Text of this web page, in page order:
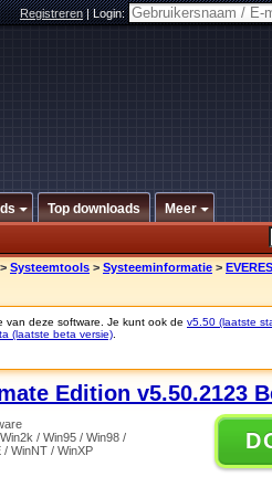
Registreren|Login:
Top downloads Meer
> Systeemtools > Systeeminformatie >
van deze software. Je kunt ook de v5.50 (laatste
(laatste beta versie)
Edition v5.50.2123
/ Win95 / Win98 /
/ WinNT / WinXP